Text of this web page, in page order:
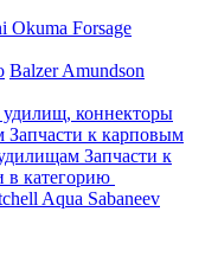
Okuma Forsage
BalzerAmundson
удилищ, коннекторы
Запчасти к карповым
Запчасти к
в категорию
Aqua Sabaneev